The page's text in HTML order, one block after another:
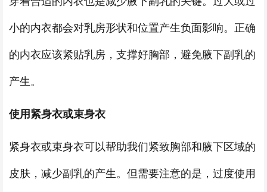
小的内衣都会对乳房形状和位置产生负面影响。正确
的内衣应该紧贴乳房，支撑好胸部，避免腋下副乳的
产生。
使用紧身衣或束身衣
紧身衣或束身衣可以帮助我们紧致胸部和腋下区域的
皮肤，减少副乳的产生。但需要注意的是，过度使用